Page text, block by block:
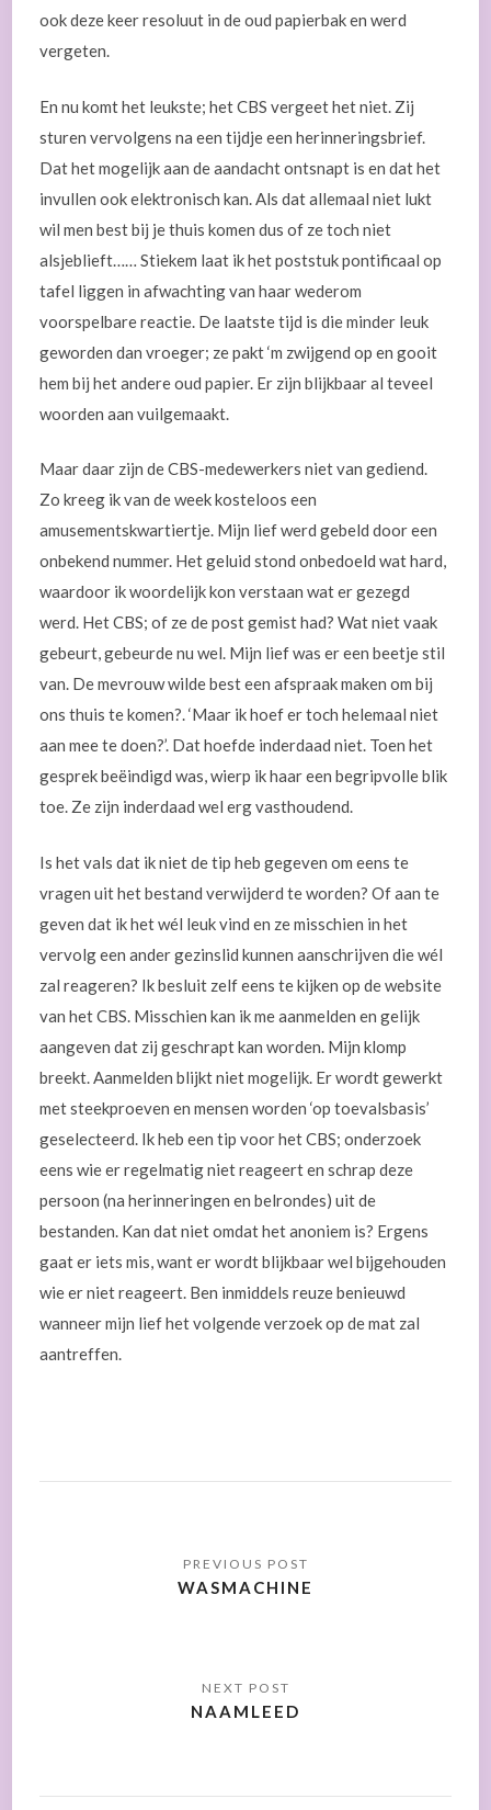
ook deze keer resoluut in de oud papierbak en werd
vergeten.
En nu komt het leukste; het CBS vergeet het niet. Zij
sturen vervolgens na een tijdje een herinneringsbrief.
Dat het mogelijk aan de aandacht ontsnapt is en dat het
invullen ook elektronisch kan. Als dat allemaal niet lukt
wil men best bij je thuis komen dus of ze toch niet
alsjeblieft…… Stiekem laat ik het poststuk pontificaal op
tafel liggen in afwachting van haar wederom
voorspelbare reactie. De laatste tijd is die minder leuk
geworden dan vroeger; ze pakt ‘m zwijgend op en gooit
hem bij het andere oud papier. Er zijn blijkbaar al teveel
woorden aan vuilgemaakt.
Maar daar zijn de CBS-medewerkers niet van gediend.
Zo kreeg ik van de week kosteloos een
amusementskwartiertje. Mijn lief werd gebeld door een
onbekend nummer. Het geluid stond onbedoeld wat hard,
waardoor ik woordelijk kon verstaan wat er gezegd
werd. Het CBS; of ze de post gemist had? Wat niet vaak
gebeurt, gebeurde nu wel. Mijn lief was er een beetje stil
van. De mevrouw wilde best een afspraak maken om bij
ons thuis te komen?. ‘Maar ik hoef er toch helemaal niet
aan mee te doen?’. Dat hoefde inderdaad niet. Toen het
gesprek beëindigd was, wierp ik haar een begripvolle blik
toe. Ze zijn inderdaad wel erg vasthoudend.
Is het vals dat ik niet de tip heb gegeven om eens te
vragen uit het bestand verwijderd te worden? Of aan te
geven dat ik het wél leuk vind en ze misschien in het
vervolg een ander gezinslid kunnen aanschrijven die wél
zal reageren? Ik besluit zelf eens te kijken op de website
van het CBS. Misschien kan ik me aanmelden en gelijk
aangeven dat zij geschrapt kan worden. Mijn klomp
breekt. Aanmelden blijkt niet mogelijk. Er wordt gewerkt
met steekproeven en mensen worden ‘op toevalsbasis’
geselecteerd. Ik heb een tip voor het CBS; onderzoek
eens wie er regelmatig niet reageert en schrap deze
persoon (na herinneringen en belrondes) uit de
bestanden. Kan dat niet omdat het anoniem is? Ergens
gaat er iets mis, want er wordt blijkbaar wel bijgehouden
wie er niet reageert. Ben inmiddels reuze benieuwd
wanneer mijn lief het volgende verzoek op de mat zal
aantreffen.
WASMACHINE
NAAMLEED